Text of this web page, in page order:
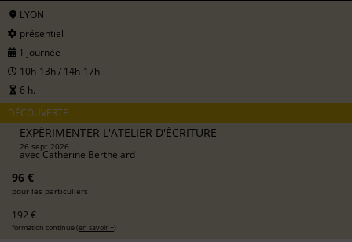
LYON
présentiel
1 journée
10h-13h / 14h-17h
6 h.
DÉCOUVERTE
EXPÉRIMENTER L'ATELIER D'ÉCRITURE
26 sept 2026
avecCatherine Berthelard
96 €
pour les particuliers
192 €
formation continue (en savoir +)